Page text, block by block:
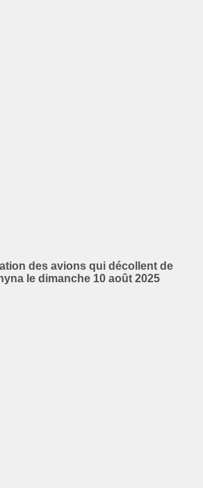
des avions qui décollent de
le dimanche 10 août 2025